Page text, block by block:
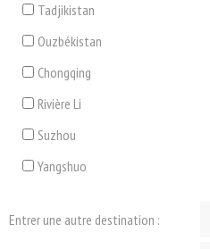
Tadjikistan
Ouzbékistan
Chongqing
Rivière Li
Suzhou
Yangshuo
Entrer une autre destination :